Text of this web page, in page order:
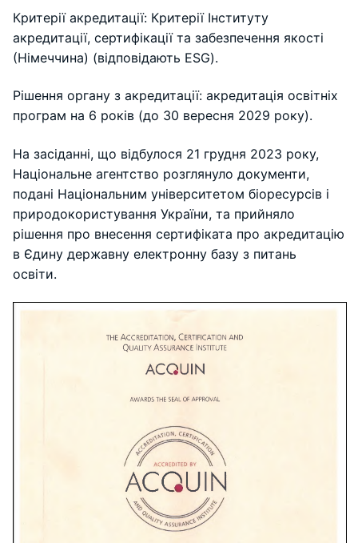
Критерії акредитації: Критерії Інституту
акредитації, сертифікації та забезпечення якості
(Німеччина) (відповідають ESG).
Рішення органу з акредитації: акредитація освітніх
програм на 6 років (до 30 вересня 2029 року).
На засіданні, що відбулося 21 грудня 2023 року,
Національне агентство розглянуло документи,
подані Національним університетом біоресурсів і
природокористування України, та прийняло
рішення про внесення сертифіката про акредитацію
в Єдину державну електронну базу з питань
освіти.